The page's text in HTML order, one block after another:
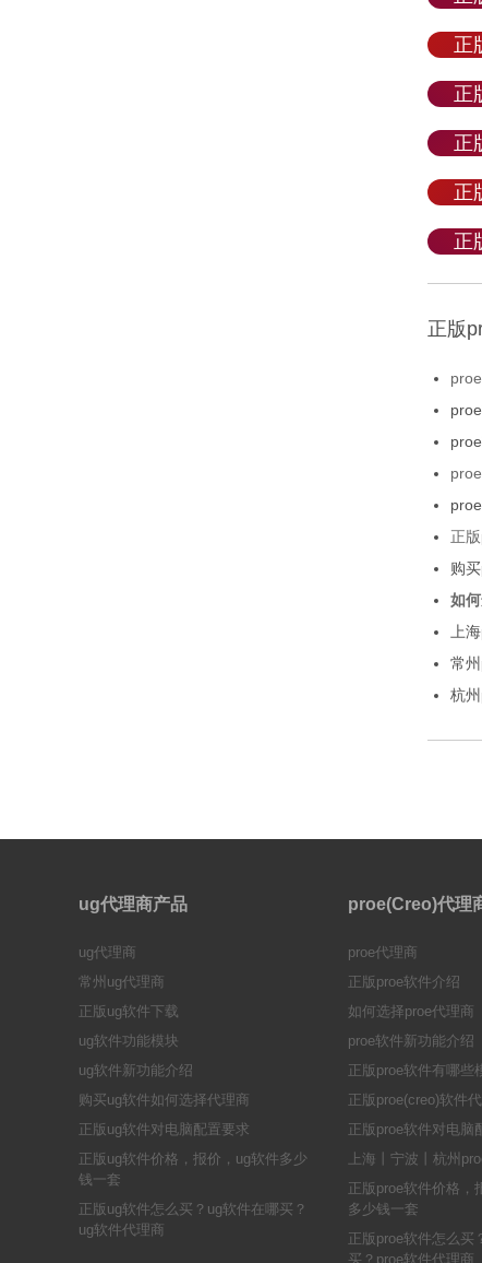
正
正
正
正
正
正版
正
购
如
上
常
杭
ug代理商产品
ug代理商
常州ug代理商
正版ug软件下载
ug软件功能模块
ug软件新功能介绍
购买ug软件如何选择代理商
正版ug软件对电脑配置要求
正版ug软件价格，报价，ug软件多少
钱一套
正版ug软件怎么买？ug软件在哪买？
ug软件代理商
proe(Creo)代理
proe代理商
正版proe软件介绍
如何选择proe代理商
proe软件新功能介绍
正版proe软件有哪些
正版proe(creo)软件
正版proe软件对电脑
上海丨宁波丨杭州
正版proe软件价格，
多少钱一套
正版proe软件怎么买
买？proe软件代理商